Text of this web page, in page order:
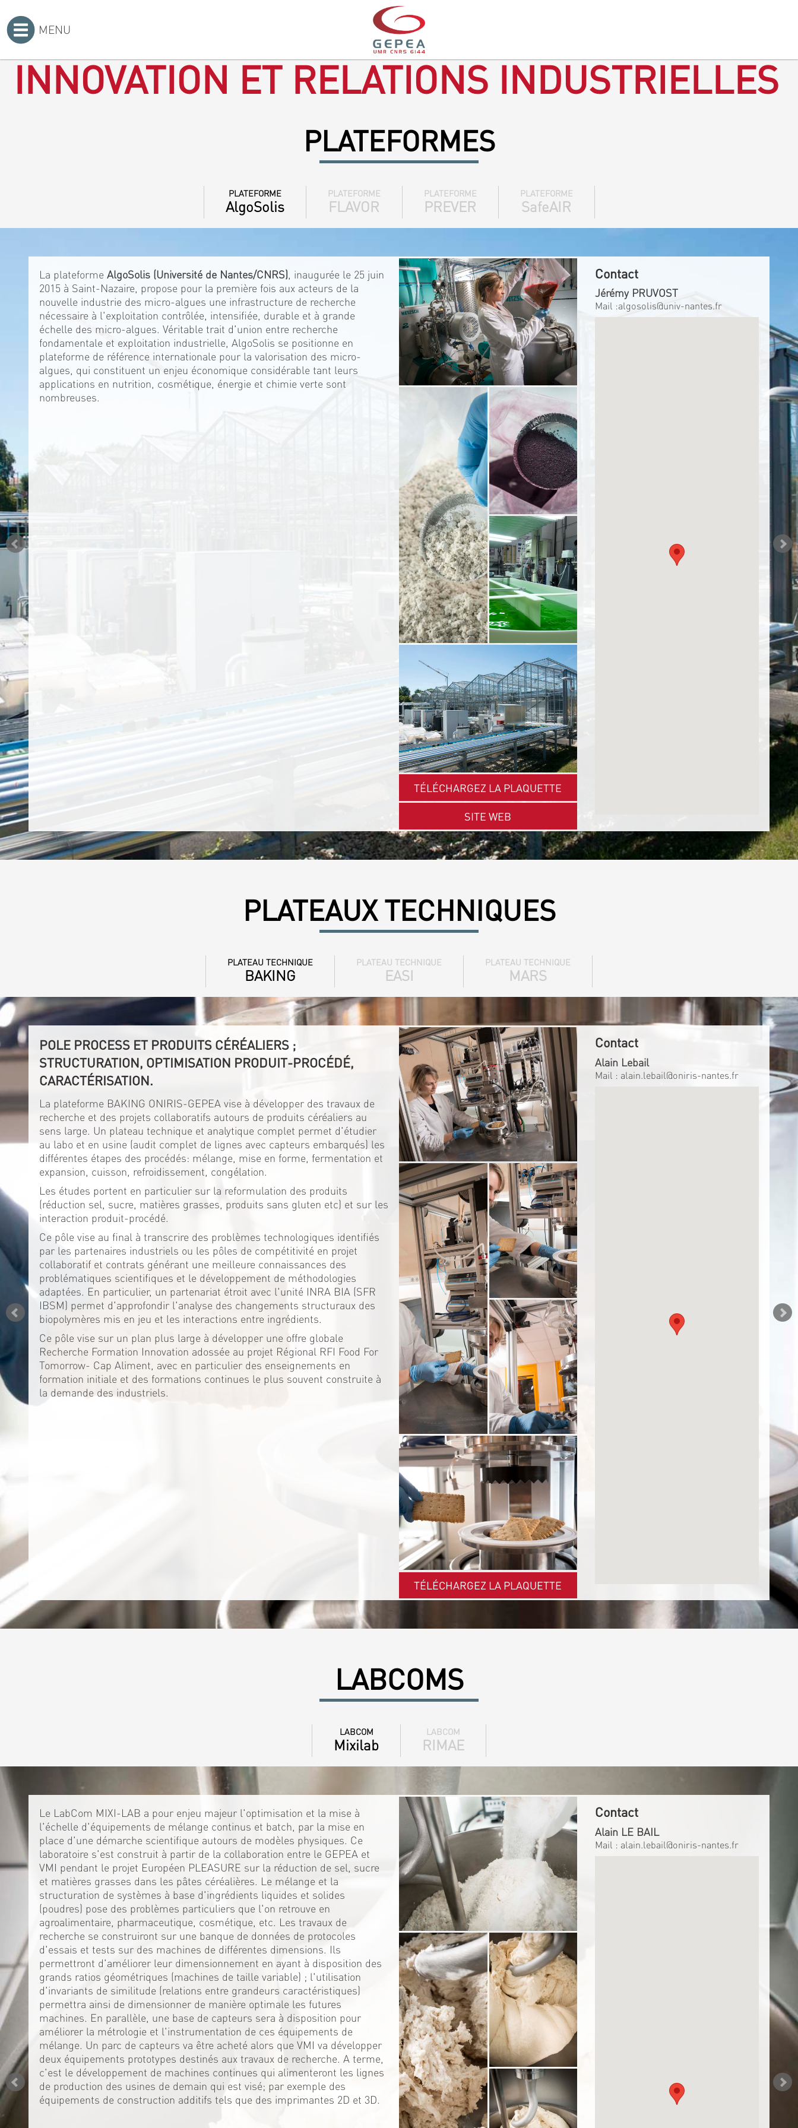
MENU
INNOVATION ET RELATIONS INDUSTRIELLES
PLATEFORMES
PLATEFORME
AlgoSolis
PLATEFORME
FLAVOR
PLATEFORME
PREVER
PLATEFORME
SafeAIR
La plateforme AlgoSolis (Université de Nantes/CNRS) , inaugurée le 25 juin
2015 à Saint-Nazaire, propose pour la première fois aux acteurs de la
nouvelle industrie des micro-algues une infrastructure de recherche
nécessaire à l'exploitation contrôlée, intensifiée, durable et à grande
échelle des micro-algues. Véritable trait d'union entre recherche
fondamentale et exploitation industrielle, AlgoSolis se positionne en
plateforme de référence internationale pour la valorisation des micro-
algues, qui constituent un enjeu économique considérable tant leurs
applications en nutrition, cosmétique, énergie et chimie verte sont
nombreuses.
SITE WEB
TÉLÉCHARGEZ LA PLAQUETTE
Contact
Jérémy PRUVOST
Mail :algosolis@univ-nantes.fr
PLATEAUX TECHNIQUES
PLATEAU TECHNIQUE
BAKING
PLATEAU TECHNIQUE
EASI
PLATEAU TECHNIQUE
MARS
POLE PROCESS ET PRODUITS CÉRÉALIERS ;
STRUCTURATION, OPTIMISATION PRODUIT-PROCÉDÉ,
CARACTÉRISATION.
La plateforme BAKING ONIRIS-GEPEA vise à développer des travaux de
recherche et des projets collaboratifs autours de produits céréaliers au
sens large. Un plateau technique et analytique complet permet d'étudier
au labo et en usine (audit complet de lignes avec capteurs embarqués) les
différentes étapes des procédés: mélange, mise en forme, fermentation et
expansion, cuisson, refroidissement, congélation.
Les études portent en particulier sur la reformulation des produits
(réduction sel, sucre, matières grasses, produits sans gluten etc) et sur les
interaction produit-procédé.
Ce pôle vise au final à transcrire des problèmes technologiques identifiés
par les partenaires industriels ou les pôles de compétitivité en projet
collaboratif et contrats générant une meilleure connaissances des
problématiques scientifiques et le développement de méthodologies
adaptées. En particulier, un partenariat étroit avec l'unité INRA BIA (SFR
IBSM) permet d'approfondir l'analyse des changements structuraux des
biopolymères mis en jeu et les interactions entre ingrédients.
Ce pôle vise sur un plan plus large à développer une offre globale
Recherche Formation Innovation adossée au projet Régional RFI Food For
Tomorrow- Cap Aliment, avec en particulier des enseignements en
formation initiale et des formations continues le plus souvent construite à
la demande des industriels.
TÉLÉCHARGEZ LA PLAQUETTE
Contact
Alain Lebail
Mail : alain.lebail@oniris-nantes.fr
LABCOMS
LABCOM
Mixilab
LABCOM
RIMAE
Le LabCom MIXI-LAB a pour enjeu majeur l'optimisation et la mise à
l'échelle d'équipements de mélange continus et batch, par la mise en
place d'une démarche scientifique autours de modèles physiques. Ce
laboratoire s'est construit à partir de la collaboration entre le GEPEA et
VMI pendant le projet Européen PLEASURE sur la réduction de sel, sucre
et matières grasses dans les pâtes céréalières. Le mélange et la
structuration de systèmes à base d'ingrédients liquides et solides
(poudres) pose des problèmes particuliers que l'on retrouve en
agroalimentaire, pharmaceutique, cosmétique, etc. Les travaux de
recherche se construiront sur une banque de données de protocoles
d'essais et tests sur des machines de différentes dimensions. Ils
permettront d'améliorer leur dimensionnement en ayant à disposition des
grands ratios géométriques (machines de taille variable) ; l'utilisation
d'invariants de similitude (relations entre grandeurs caractéristiques)
permettra ainsi de dimensionner de manière optimale les futures
machines. En parallèle, une base de capteurs sera à disposition pour
améliorer la métrologie et l'instrumentation de ces équipements de
mélange. Un parc de capteurs va être acheté alors que VMI va développer
deux équipements prototypes destinés aux travaux de recherche. A terme,
c'est le développement de machines continues qui alimenteront les lignes
de production des usines de demain qui est visé; par exemple des
équipements de construction additifs tels que des imprimantes 2D et 3D.
Contact
Alain LE BAIL
Mail : alain.lebail@oniris-nantes.fr